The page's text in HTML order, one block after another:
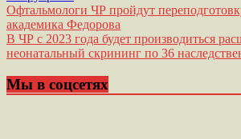
Навигация
по
записям
Офтальмологи ЧР пройдут
академика Федорова
В ЧР с 2023 года будет производиться
неонатальный скрининг по 36
Мы в соцсетях